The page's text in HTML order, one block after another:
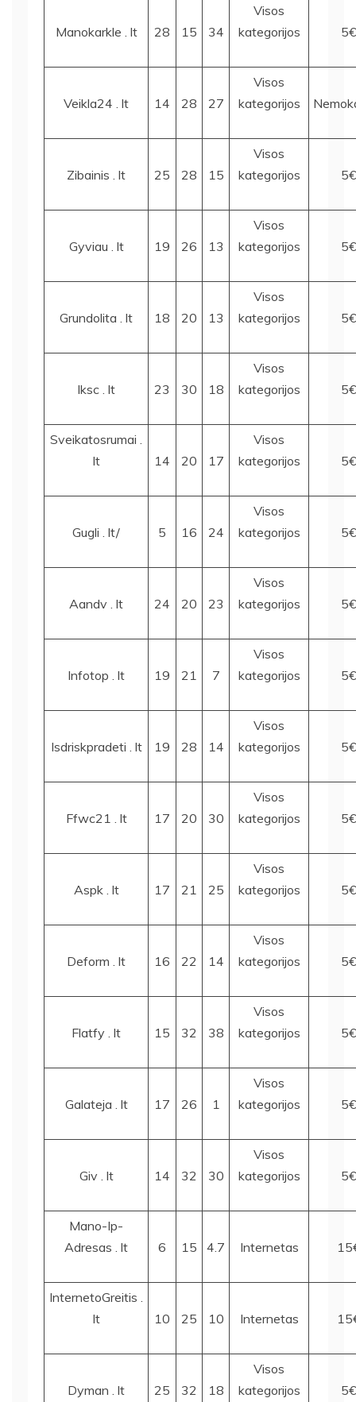
Manokarkle . lt 28 15 34
Visos
kategorijos
5€
Veikla24 . lt 14 28 27
Visos
kategorijos
Zibainis . lt 25 28 15
Visos
kategorijos
5€
Gyviau . lt 19 26 13
Visos
kategorijos
5€
Grundolita . lt 18 20 13
Visos
kategorijos
5€
Iksc . lt 23 30 18
Visos
kategorijos
5€
Sveikatosrumai .
lt
14 20 17
Visos
kategorijos
5€
Gugli . lt/ 5 16 24
Visos
kategorijos
5€
Aandv . lt 24 20 23
Visos
kategorijos
5€
Infotop . lt 19 21 7
Visos
kategorijos
5€
Isdriskpradeti . lt 19 28 14
Visos
kategorijos
5€
Ffwc21 . lt 17 20 30
Visos
kategorijos
5€
Aspk . lt 17 21 25
Visos
kategorijos
5€
Deform . lt 16 22 14
Visos
kategorijos
5€
Flatfy . lt 15 32 38
Visos
kategorijos
5€
Galateja . lt 17 26 1
Visos
kategorijos
5€
Giv . lt 14 32 30
Visos
kategorijos
5€
Mano-Ip-
Adresas . lt
6 15 4.7 Internetas
InternetoGreitis .
lt
10 25 10 Internetas
Dyman . lt 25 32 18
Visos
kategorijos
5€